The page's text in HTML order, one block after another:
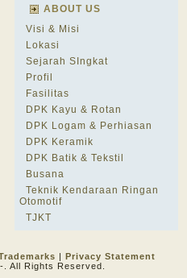
ABOUT US
Visi & Misi
Lokasi
Sejarah SIngkat
Profil
Fasilitas
DPK Kayu & Rotan
DPK Logam & Perhiasan
DPK Keramik
DPK Batik & Tekstil
Busana
Teknik Kendaraan Ringan
Otomotif
TJKT
| Privacy Statement
All Rights Reserved.